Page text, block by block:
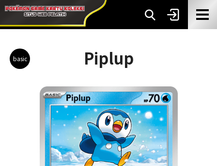
basic Piplup